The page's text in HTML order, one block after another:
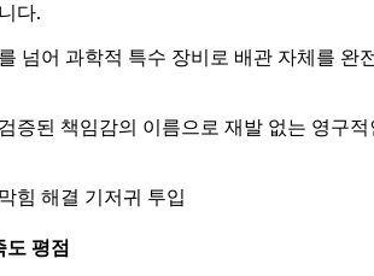
다.
넘어 과학적 특수 장비로 배관 자체를 완
증된 책임감의 이름으로 재발 없는 영구적
힘 해결 기저귀 투입
도 평점